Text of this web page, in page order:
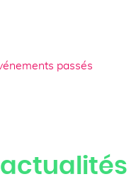
passés
actualités